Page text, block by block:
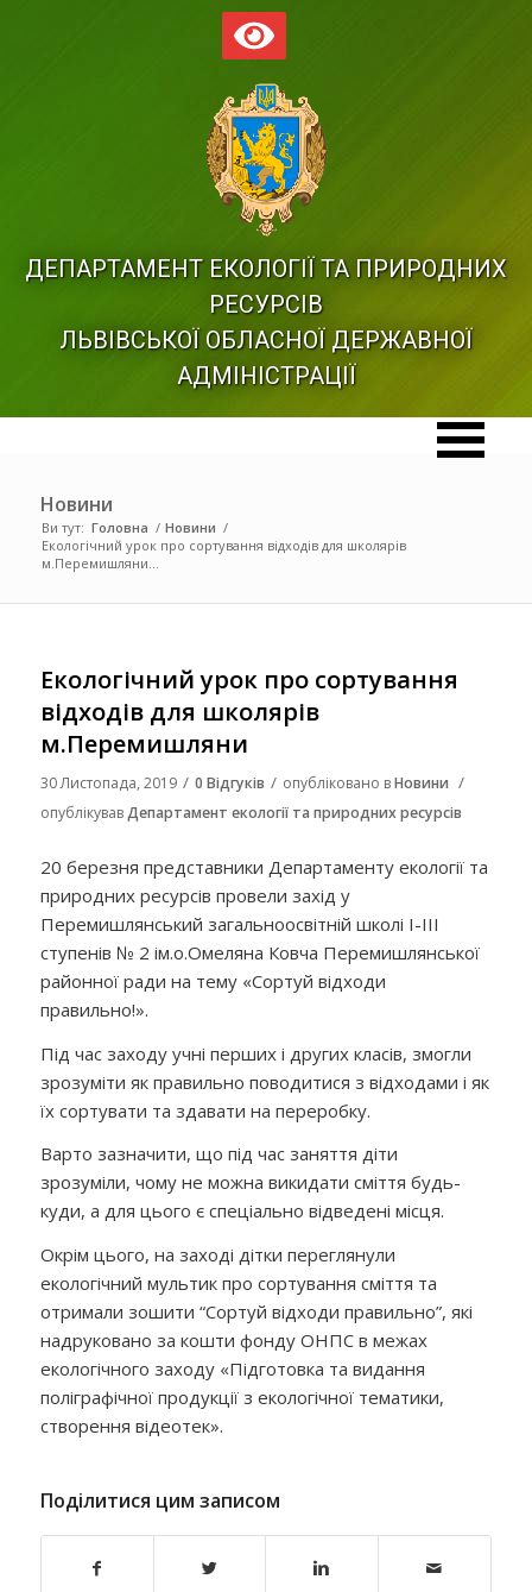
ДЕПАРТАМЕНТ ЕКОЛОГІЇ ТА ПРИРОДНИХ
РЕСУРСІВ
ЛЬВІВСЬКОЇ ОБЛАСНОЇ ДЕРЖАВНОЇ
АДМІНІСТРАЦІЇ
Новини
Ви тут: Головна / Новини /
Екологічний урок про сортування відходів для школярів
м.Перемишляни...
Екологічний урок про сортування
відходів для школярів
м.Перемишляни
30 Листопада, 2019 / 0 Відгуків / опубліковано вНовини /
опублікувавДепартамент екології та природних ресурсів
20 березня представники Департаменту екології та
природних ресурсів провели захід у
Перемишлянський загальноосвітній школі І-ІІІ
ступенів № 2 ім.о.Омеляна Ковча Перемишлянської
районної ради на тему «Сортуй відходи
правильно!».
Під час заходу учні перших і других класів, змогли
зрозуміти як правильно поводитися з відходами і як
їх сортувати та здавати на переробку.
Варто зазначити, що під час заняття діти
зрозуміли, чому не можна викидати сміття будь-
куди, а для цього є спеціально відведені місця.
Окрім цього, на заході дітки переглянули
екологічний мультик про сортування сміття та
отримали зошити “Сортуй відходи правильно”, які
надруковано за кошти фонду ОНПС в межах
екологічного заходу «Підготовка та видання
поліграфічної продукції з екологічної тематики,
створення відеотек».
Поділитися цим записом